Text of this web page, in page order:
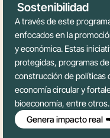
Sostenibilidad
A través de este
enfocados en la
y económica. Estas
protegidas, programas
construcción de políticas
economía circular y
bioeconomía, entre otros.
Genera impacto real